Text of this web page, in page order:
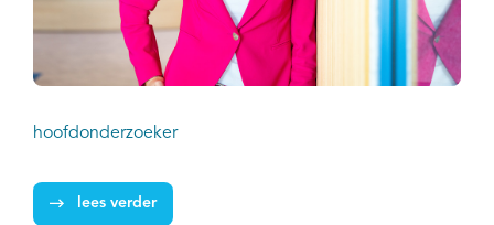
hoofdonderzoeker
lees verder